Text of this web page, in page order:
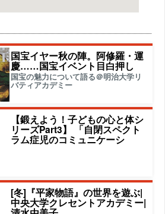
国宝イヤー秋の陣。阿修羅・運
慶……国宝イベント目白押し
国宝の魅力について語る＠明治大学リ
バティアカデミー
【鍛えよう！子どもの心と体シ
リーズPart3】 「自閉スペクト
ラム症児のコミュニケーシ
[冬]『平家物語』の世界を遊ぶ|
中央大学クレセントアカデミー|